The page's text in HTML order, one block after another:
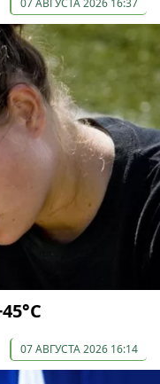
07 АВГУСТА 2026 16:37
07 АВГУСТА 2026 16:14